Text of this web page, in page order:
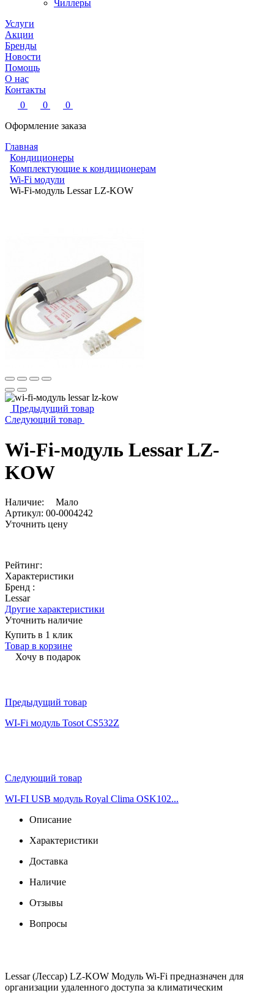
Чиллеры
Услуги
Акции
Бренды
Новости
Помощь
О нас
Контакты
0
0
0
Оформление заказа
Главная
Кондиционеры
Комплектующие к кондиционерам
Wi-Fi модули
Wi-Fi-модуль Lessar LZ-KOW
Предыдущий товар
Следующий товар
Wi-Fi-модуль Lessar LZ-
KOW
Наличие:
Мало
Артикул: 00-0004242
Уточнить цену
Рейтинг:
Характеристики
Бренд :
Lessar
Другие характеристики
Уточнить наличие
Купить в 1 клик
Товар в корзине
Хочу в подарок
Предыдущий товар
WI-Fi модуль Tosot CS532Z
Следующий товар
WI-FI USB модуль Royal Clima OSK102...
Описание
Характеристики
Доставка
Наличие
Отзывы
Вопросы
Lessar (Лессар) LZ-KOW Модуль Wi-Fi предназначен для
организации удаленного доступа за климатическим